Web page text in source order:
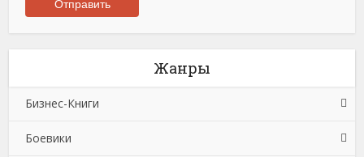
Жанры
Бизнес-Книги
Банковское дело
Боевики